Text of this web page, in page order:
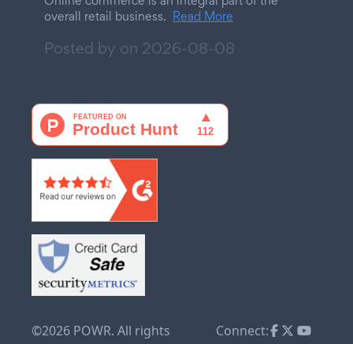
overall retail business. Read More
Posted by on 2026-08-08
©2026 POWR. All rights
Connect: